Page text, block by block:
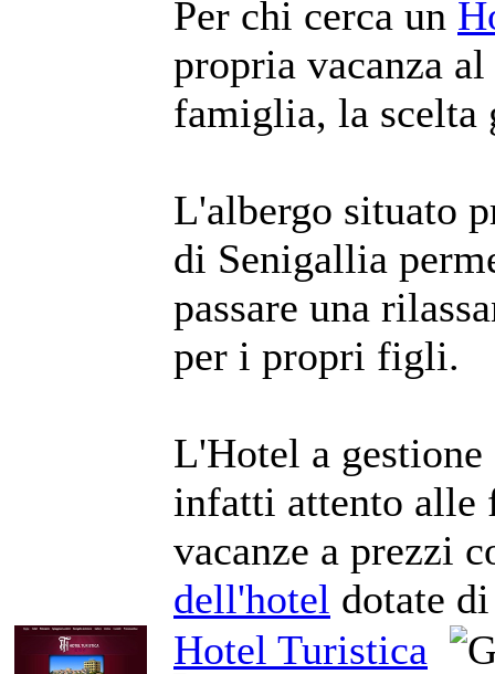
Per chi cerca un
propria vacanza
famiglia, la scelta
L'albergo situato
di Senigallia
passare una
per i propri figli.
L'Hotel a
infatti attento alle
vacanze a prezzi
dell'hotel dotate
Hotel Turistica